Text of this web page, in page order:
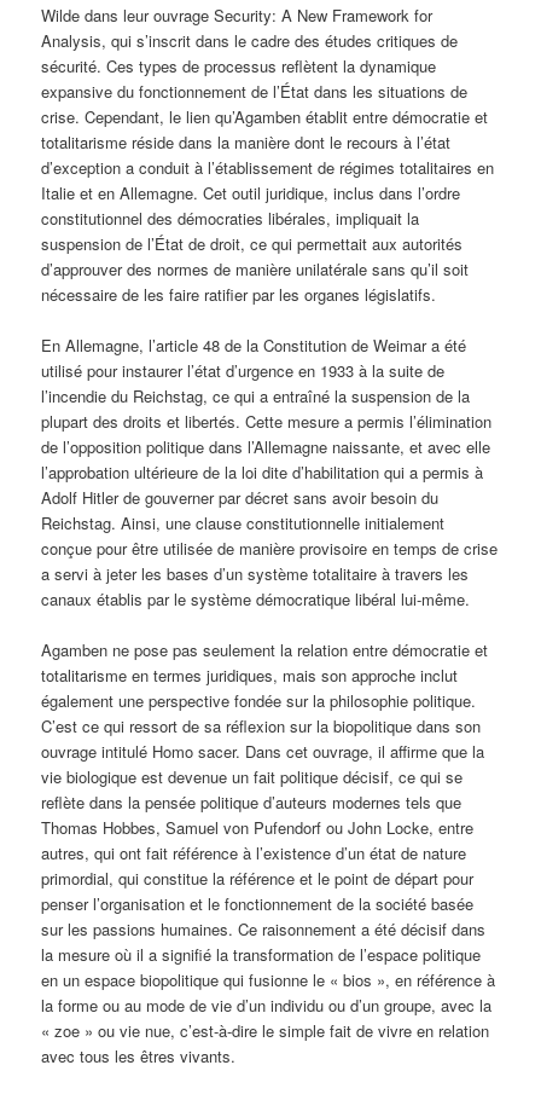
Wilde dans leur ouvrage Security: A New Framework for
Analysis, qui s’inscrit dans le cadre des études critiques de
sécurité. Ces types de processus reflètent la dynamique
expansive du fonctionnement de l’État dans les situations de
crise. Cependant, le lien qu’Agamben établit entre démocratie et
totalitarisme réside dans la manière dont le recours à l’état
d’exception a conduit à l’établissement de régimes totalitaires en
Italie et en Allemagne. Cet outil juridique, inclus dans l’ordre
constitutionnel des démocraties libérales, impliquait la
suspension de l’État de droit, ce qui permettait aux autorités
d’approuver des normes de manière unilatérale sans qu’il soit
nécessaire de les faire ratifier par les organes législatifs.
En Allemagne, l’article 48 de la Constitution de Weimar a été
utilisé pour instaurer l’état d’urgence en 1933 à la suite de
l’incendie du Reichstag, ce qui a entraîné la suspension de la
plupart des droits et libertés. Cette mesure a permis l’élimination
de l’opposition politique dans l’Allemagne naissante, et avec elle
l’approbation ultérieure de la loi dite d’habilitation qui a permis à
Adolf Hitler de gouverner par décret sans avoir besoin du
Reichstag. Ainsi, une clause constitutionnelle initialement
conçue pour être utilisée de manière provisoire en temps de crise
a servi à jeter les bases d’un système totalitaire à travers les
canaux établis par le système démocratique libéral lui-même.
Agamben ne pose pas seulement la relation entre démocratie et
totalitarisme en termes juridiques, mais son approche inclut
également une perspective fondée sur la philosophie politique.
C’est ce qui ressort de sa réflexion sur la biopolitique dans son
ouvrage intitulé Homo sacer. Dans cet ouvrage, il affirme que la
vie biologique est devenue un fait politique décisif, ce qui se
reflète dans la pensée politique d’auteurs modernes tels que
Thomas Hobbes, Samuel von Pufendorf ou John Locke, entre
autres, qui ont fait référence à l’existence d’un état de nature
primordial, qui constitue la référence et le point de départ pour
penser l’organisation et le fonctionnement de la société basée
sur les passions humaines. Ce raisonnement a été décisif dans
la mesure où il a signifié la transformation de l’espace politique
en un espace biopolitique qui fusionne le « bios », en référence à
la forme ou au mode de vie d’un individu ou d’un groupe, avec la
« zoe » ou vie nue, c’est-à-dire le simple fait de vivre en relation
avec tous les êtres vivants.